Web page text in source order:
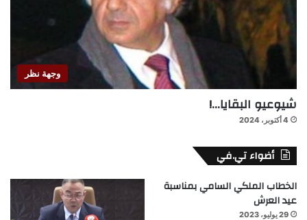
وجهة نظر
شيوعيو البقايا…!
4 أكتوبر، 2024
أضواء تي.في
الخطاب الملكي السامي بمناسبة
عيد العرش
29 يوليو، 2023